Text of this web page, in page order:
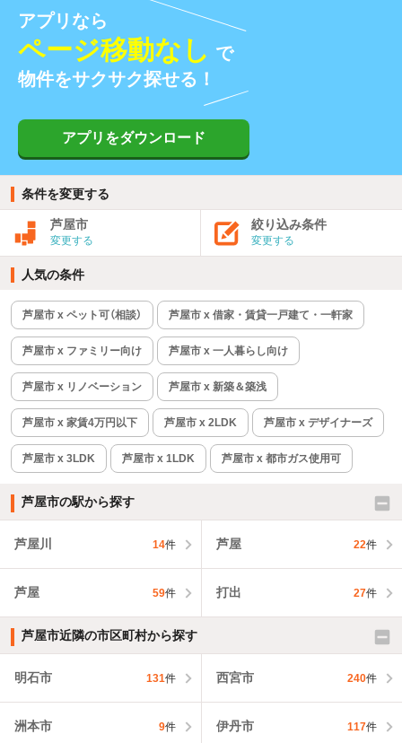
アプリなら
ページ移動なし で
物件をサクサク探せる！
アプリをダウンロード
条件を変更する
芦屋市
変更する
絞り込み条件
変更する
人気の条件
芦屋市 x ペット可（相談） 芦屋市 x 借家・賃貸一戸建て・一軒家
芦屋市 x ファミリー向け 芦屋市 x 一人暮らし向け
芦屋市 x リノベーション 芦屋市 x 新築＆築浅
芦屋市 x 家賃4万円以下 芦屋市 x 2LDK 芦屋市 x デザイナーズ
芦屋市 x 3LDK 芦屋市 x 1LDK 芦屋市 x 都市ガス使用可
芦屋市の駅から探す
芦屋川 14件 芦屋 22件
芦屋 59件 打出 27件
芦屋市近隣の市区町村から探す
明石市 131件 西宮市 240件
洲本市 9件 伊丹市 117件